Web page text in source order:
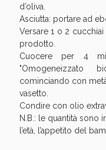
d’oliva.
Asciutta: portare ad
Versare 1 o 2
prodotto.
Cuocere per 4
"Omogeneizzato
cominciando con
vasetto.
Condire con olio
N.B.: le quantità sono
l’età, l’appetito del